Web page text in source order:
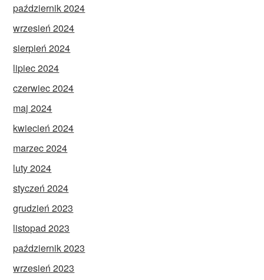
październik 2024
wrzesień 2024
sierpień 2024
lipiec 2024
czerwiec 2024
maj 2024
kwiecień 2024
marzec 2024
luty 2024
styczeń 2024
grudzień 2023
listopad 2023
październik 2023
wrzesień 2023